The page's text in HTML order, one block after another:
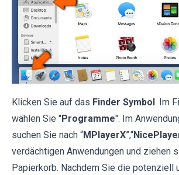
Klicken Sie auf das Finder Symbol . Im
wählen Sie "Programme". Im
suchen Sie nach “MPlayerX”,“
verdächtigen Anwendungen und ziehen
Papierkorb. Nachdem Sie die potenziell